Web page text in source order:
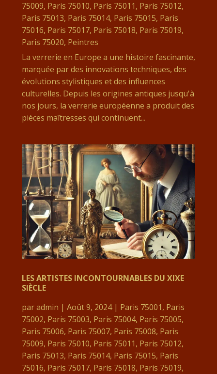
75009, Paris 75010, Paris 75011, Paris 75012,
Paris 75013, Paris 75014, Paris 75015, Paris
75016, Paris 75017, Paris 75018, Paris 75019,
Paris 75020, Peintres
La verrerie en Europe a une histoire fascinante,
marquée par des innovations techniques, des
évolutions stylistiques et des influences
culturelles. Depuis les origines antiques jusqu'à
nos jours, la verrerie européenne a produit des
pièces maîtresses qui continuent...
LES ARTISTES INCONTOURNABLES DU XIXE
SIÈCLE
paradmin | Août 9, 2024| Paris 75001, Paris
75002, Paris 75003, Paris 75004, Paris 75005,
Paris 75006, Paris 75007, Paris 75008, Paris
75009, Paris 75010, Paris 75011, Paris 75012,
Paris 75013, Paris 75014, Paris 75015, Paris
75016, Paris 75017, Paris 75018, Paris 75019,